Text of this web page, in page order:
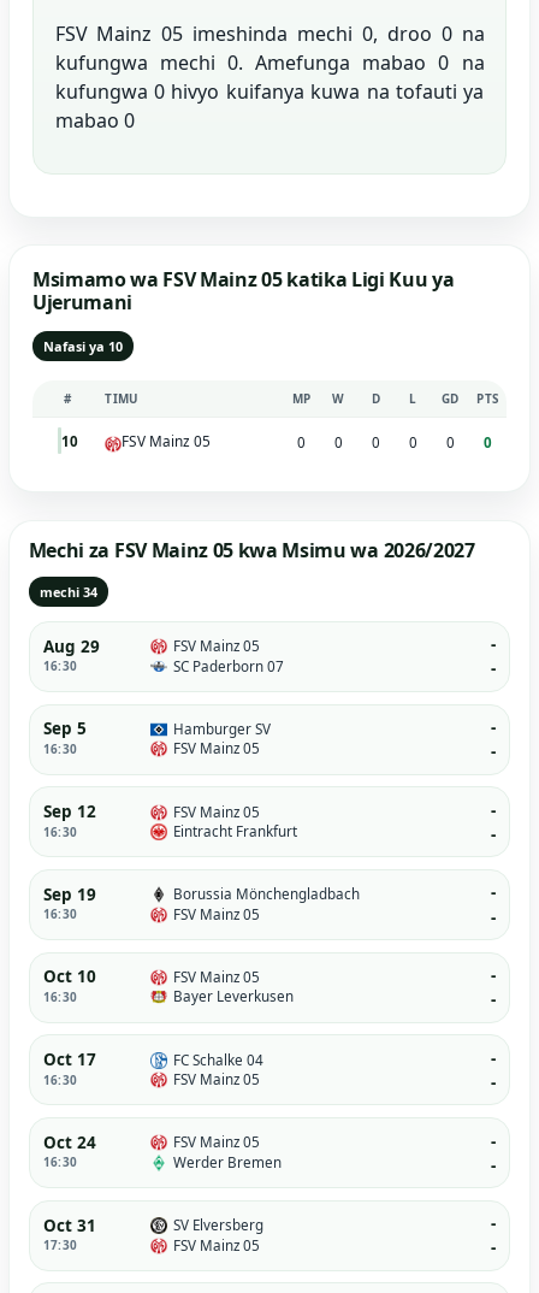
FSV Mainz 05 imeshinda mechi 0, droo 0 na
kufungwa mechi 0. Amefunga mabao 0 na
kufungwa 0 hivyo kuifanya kuwa na tofauti ya
mabao 0
Msimamo wa FSV Mainz 05 katika Ligi Kuu ya
Ujerumani
Nafasi ya 10
# TIMU MP W D L GD PTS
10 FSV Mainz 05 0 0 0 0 0 0
Mechi za FSV Mainz 05 kwa Msimu wa 2026/2027
mechi 34
Aug 29
16:30
FSV Mainz 05
SC Paderborn 07
-
-
Sep 5
16:30
Hamburger SV
FSV Mainz 05
-
-
Sep 12
16:30
FSV Mainz 05
Eintracht Frankfurt
-
-
Sep 19
16:30
Borussia Mönchengladbach
FSV Mainz 05
-
-
Oct 10
16:30
FSV Mainz 05
Bayer Leverkusen
-
-
Oct 17
16:30
FC Schalke 04
FSV Mainz 05
-
-
Oct 24
16:30
FSV Mainz 05
Werder Bremen
-
-
Oct 31
17:30
SV Elversberg
FSV Mainz 05
-
-